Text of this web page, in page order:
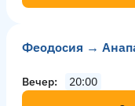
Феодосия →
Вечер
20:00